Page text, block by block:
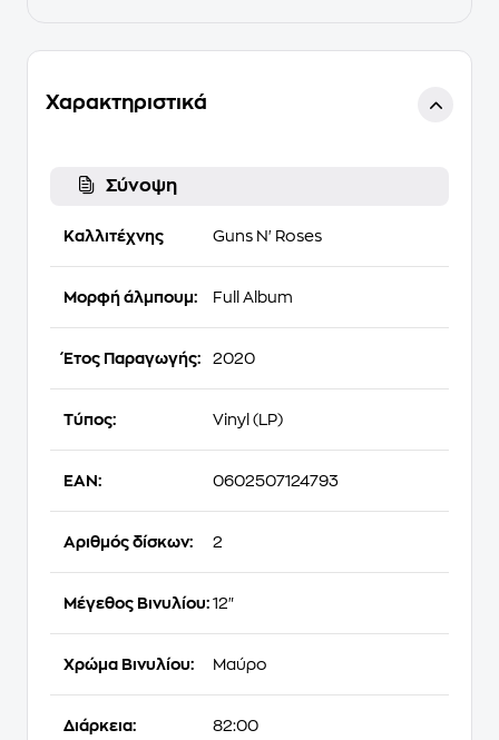
Χαρακτηριστικά
Σύνοψη
Καλλιτέχνης Guns N' Roses
Μορφή άλμπουμ: Full Album
Έτος Παραγωγής: 2020
Τύπος: Vinyl (LP)
EAN: 0602507124793
Αριθμός δίσκων: 2
Μέγεθος Βινυλίου: 12"
Χρώμα Βινυλίου: Μαύρο
Διάρκεια: 82:00